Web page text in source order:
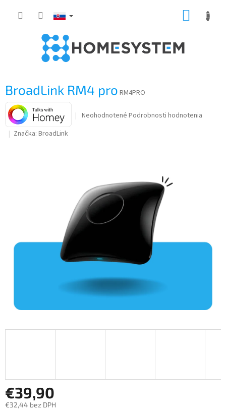
BroadLink RM4 pro RM4PRO
Priemerné
hviezdičiek.
Neohodnotené Podrobnosti hodnotenia
Značka: BroadLink
€39,90
€32,44 bez DPH